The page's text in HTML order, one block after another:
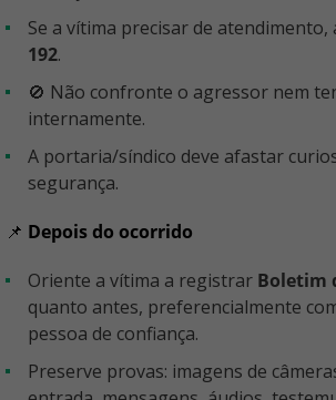
Se a vítima precisar de atendimento,
192.
🚫 Não confronte o agressor nem tente “resolver”
internamente.
A portaria/síndico deve afastar curiosos e preservar a
segurança.
📌 Depois do ocorrido
Oriente a vítima a registrar Boletim
quanto antes, preferencialmente
pessoa de confiança.
Preserve provas: imagens de câmeras, registros de